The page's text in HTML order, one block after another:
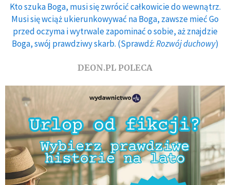
Kto szuka Boga, musi się zwrócić całkowicie do wewnątrz.
Musi się wciąż ukierunkowywać na Boga, zawsze mieć Go
przed oczyma i wytrwale zapominać o sobie, aż znajdzie
Boga, swój prawdziwy skarb. (Sprawdź:Rozwój duchowy)
DEON.PL POLECA